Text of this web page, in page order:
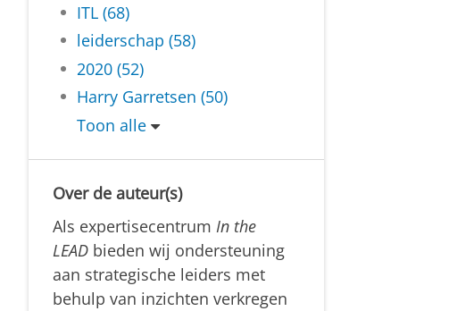
ITL (68)
leiderschap (58)
2020 (52)
Harry Garretsen (50)
Toon alle
Over de auteur(s)
Als expertisecentrumIn the
LEAD bieden wij ondersteuning
aan strategische leiders met
behulp van inzichten verkregen